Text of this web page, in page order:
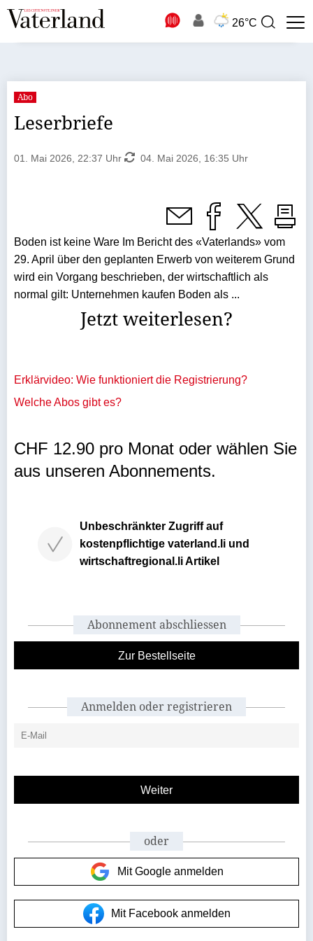
26°C
Suchbegriff
Suche
Abo
Leserbriefe
01. Mai 2026, 22:37 Uhr 04. Mai 2026, 16:35 Uhr
Boden ist keine Ware Im Bericht des «Vaterlands» vom
29. April über den geplanten Erwerb von weiterem Grund
wird ein Vorgang beschrieben, der wirtschaftlich als
normal gilt: Unternehmen kaufen Boden als ...
Jetzt weiterlesen?
Erklärvideo: Wie funktioniert die Registrierung?
Welche Abos gibt es?
CHF 12.90 pro Monat oder wählen Sie
aus unseren Abonnements.
Unbeschränkter Zugriff auf
kostenpflichtige vaterland.li und
wirtschaftregional.li Artikel
Abonnement abschliessen
Zur Bestellseite
Anmelden oder registrieren
oder
Mit Google anmelden
Mit Facebook anmelden